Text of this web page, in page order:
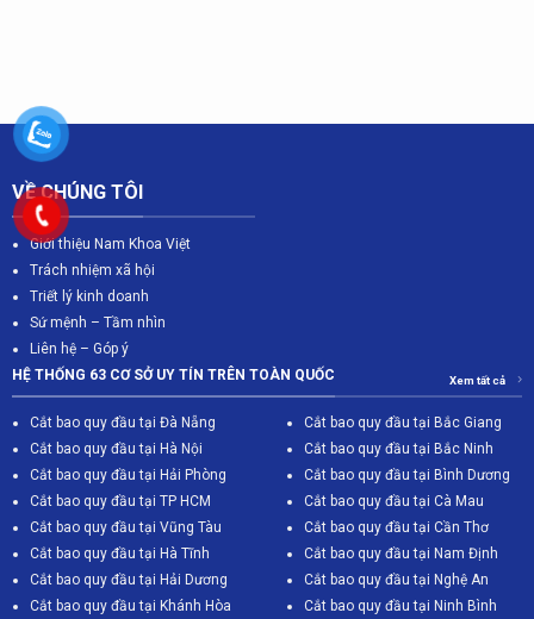
VỀ CHÚNG TÔI
Giới thiệu Nam Khoa Việt
Trách nhiệm xã hội
Triết lý kinh doanh
Sứ mệnh – Tầm nhìn
Liên hệ – Góp ý
HỆ THỐNG 63 CƠ SỞ UY TÍN TRÊN TOÀN QUỐC
Xem tất cả
Cắt bao quy đầu tại Đà Nẵng
Cắt bao quy đầu tại Hà Nội
Cắt bao quy đầu tại Hải Phòng
Cắt bao quy đầu tại TP HCM
Cắt bao quy đầu tại Vũng Tàu
Cắt bao quy đầu tại Bắc Giang
Cắt bao quy đầu tại Bắc Ninh
Cắt bao quy đầu tại Bình Dương
Cắt bao quy đầu tại Cà Mau
Cắt bao quy đầu tại Cần Thơ
Cắt bao quy đầu tại Hà Tĩnh
Cắt bao quy đầu tại Hải Dương
Cắt bao quy đầu tại Khánh Hòa
Cắt bao quy đầu tại Nam Định
Cắt bao quy đầu tại Nghệ An
Cắt bao quy đầu tại Ninh Bình